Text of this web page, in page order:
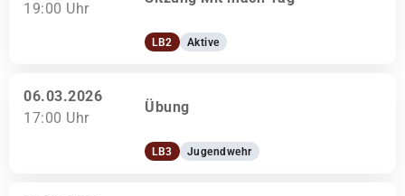
19:00 Uhr
LB2 Aktive
06.03.2026
17:00 Uhr
Übung
LB3 Jugendwehr